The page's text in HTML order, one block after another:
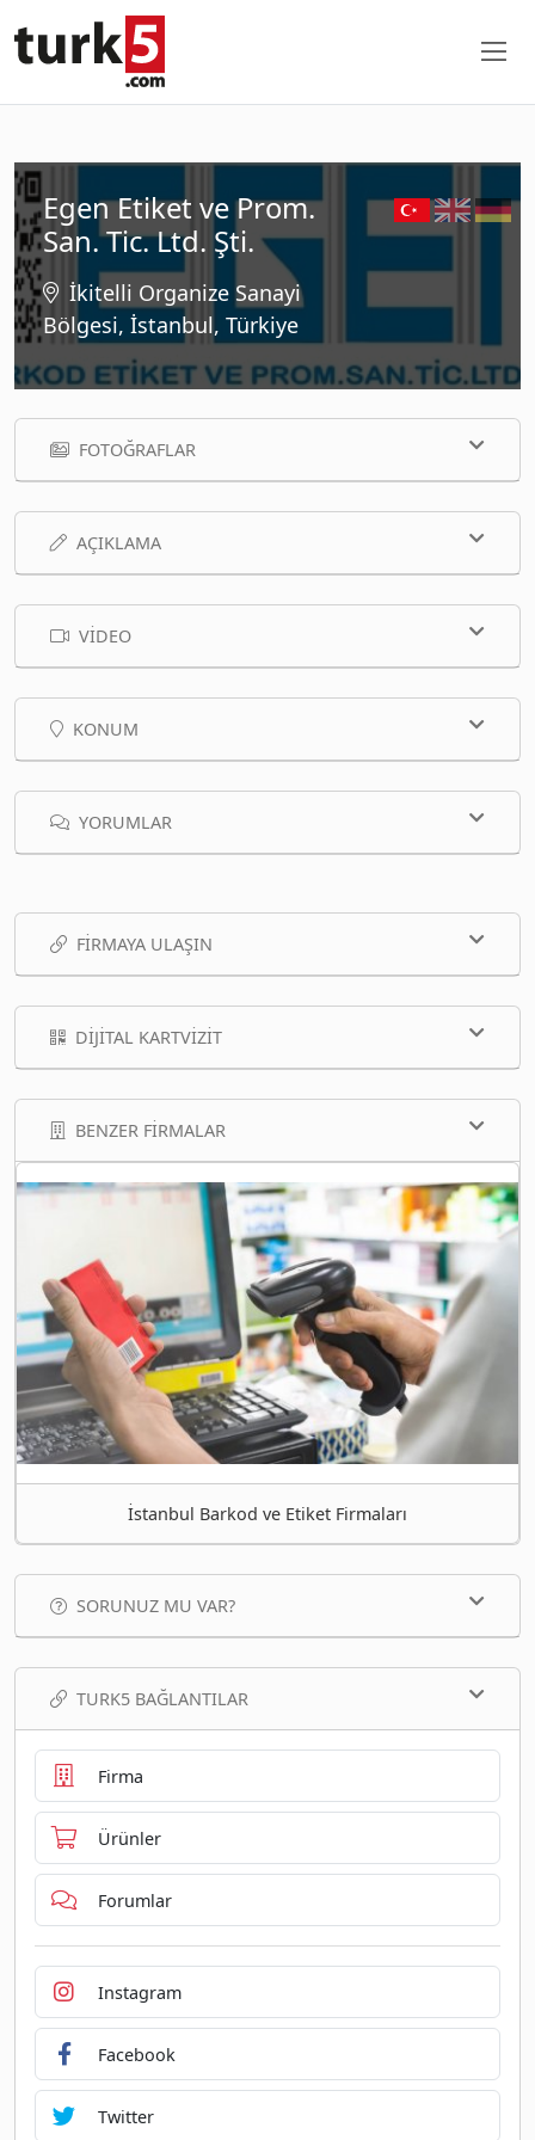
Egen Etiket ve Prom.
San. Tic. Ltd. Şti.
İkitelli Organize Sanayi
Bölgesi, İstanbul, Türkiye
FOTOĞRAFLAR
AÇIKLAMA
VIDEO
KONUM
YORUMLAR
FIRMAYA ULAŞIN
DIJITAL KARTVIZIT
BENZER FIRMALAR
İstanbul Barkod ve Etiket Firmaları
SORUNUZ MU VAR?
TURK5 BAĞLANTILAR
Firma
Ürünler
Forumlar
Instagram
Facebook
Twitter